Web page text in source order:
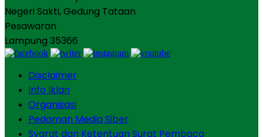
Negeri Sakti, Gedung Tataan
Pesawaran
Lampung 35366
Disclaimer
Info Iklan
Organisasi
Pedoman Media Siber
Syarat dan Ketentuan Surat Pembaca